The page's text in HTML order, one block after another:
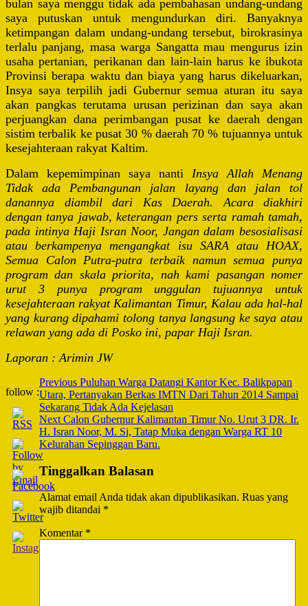
bulan saya menggu tidak ada pembahasan undang-undang
saya putuskan untuk mengundurkan diri. Banyaknya
ketimpangan dalam undang-undang tersebut, birokrasinya
terlalu panjang, masa warga Sangatta mau mengurus izin
usaha pertanian, perikanan dan lain-lain harus ke ibukota
Provinsi berapa waktu dan biaya yang harus dikeluarkan,
Insya saya terpilih jadi Gubernur semua aturan itu saya
akan pangkas terutama urusan perizinan dan saya akan
perjuangkan dana perimbangan pusat ke daerah dengan
sistim terbalik ke pusat 30 % daerah 70 % tujuannya untuk
kesejahteraan rakyat Kaltim.
Dalam kepemimpinan saya nanti Insya Allah Menang
Tidak ada Pembangunan jalan layang dan jalan tol
danannya diambil dari Kas Daerah. Acara diakhiri
dengan tanya jawab, keterangan pers serta ramah tamah,
pada intinya Haji Isran Noor, Jangan dalam besosialisasi
atau berkampenya mengangkat isu SARA atau HOAX,
Semua Calon Putra-putra terbaik namun semua punya
program dan skala priorita, nah kami pasangan nomer
urut 3 punya program unggulan tujuannya untuk
kesejahteraan rakyat Kalimantan Timur, Kalau ada hal-hal
yang kurang dipahami tolong tanya langsung ke saya atau
relawan yang ada di Posko ini, papar Haji Isran.
Laporan : Arimin JW
follow :
Post
Navigation
Previous Puluhan Warga Datangi Kantor Kec. Balikpapan
Utara, Pertanyakan Berkas IMTN Dari Tahun 2014 Sampai
Sekarang Tidak Ada Kejelasan
Next Calon Gubernur Kalimantan Timur No. Urut 3 DR. Ir.
H. Isran Noor, M. Si, Tatap Muka dengan Warga RT 10
Kelurahan Sepinggan Baru.
Tinggalkan Balasan
Alamat email Anda tidak akan dipublikasikan. Ruas yang
wajib ditandai *
Komentar *